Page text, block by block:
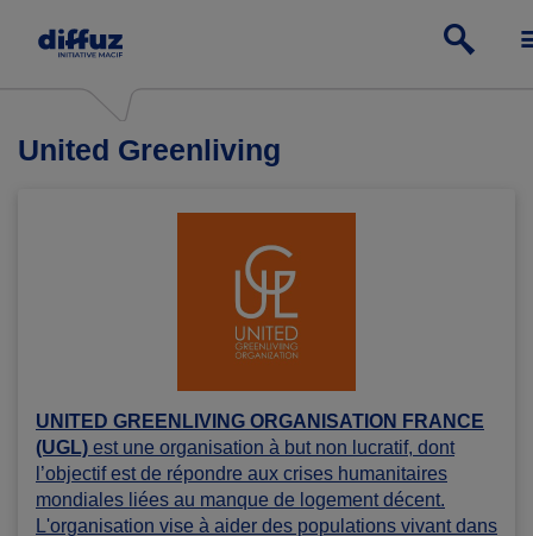
United Greenliving
UNITED GREENLIVING ORGANISATION FRANCE
(UGL) est une organisation à but non lucratif, dont
l’objectif est de répondre aux crises humanitaires
mondiales liées au manque de logement décent.
L'organisation vise à aider des populations vivant dans